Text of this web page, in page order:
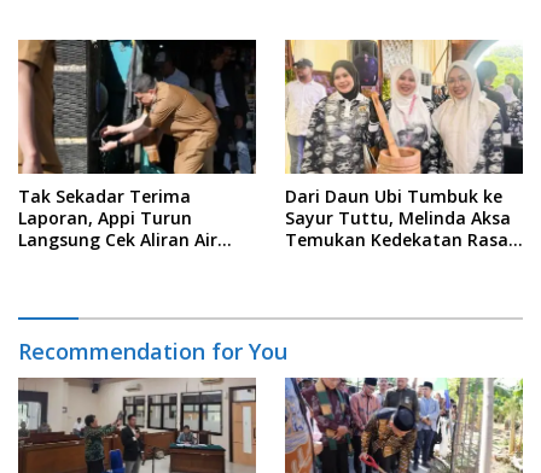
Data
Tak Sekadar Terima
Laporan, Appi Turun
Langsung Cek Aliran Air
Dari Daun Ubi Tumbuk ke
Sayur Tuttu, Melinda Aksa
Temukan Kedekatan Rasa
Recommendation for You